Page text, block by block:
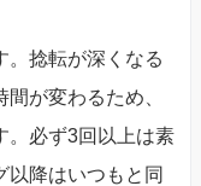
。捻転が深くなる
が変わるため、
。必ず3回以上は素
以降はいつもと同